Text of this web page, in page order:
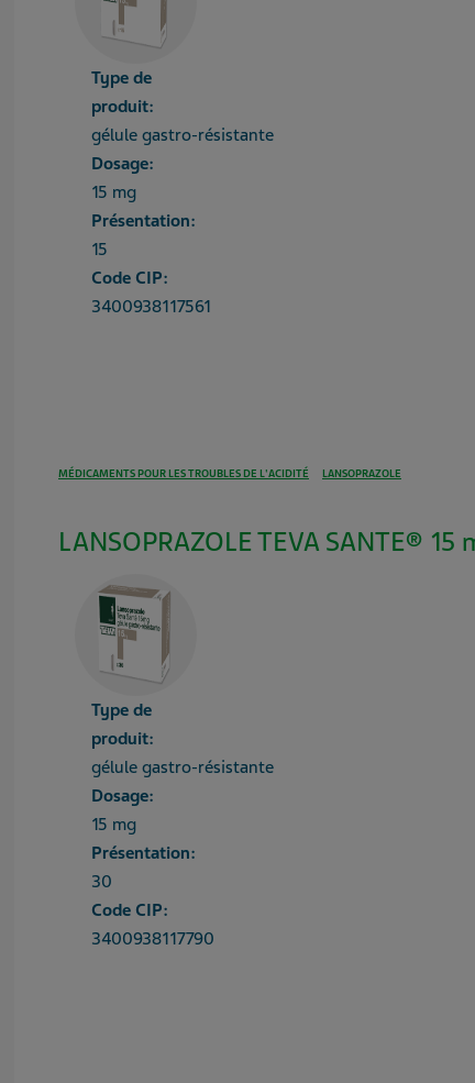
Type de
produit:
gélule gastro-résistante
Dosage:
15 mg
Présentation:
15
Code CIP:
3400938117561
MÉDICAMENTS POUR LES TROUBLES DE L'ACIDITÉ LANSOPRAZOLE
LANSOPRAZOLE TEVA SANTE®
Type de
produit:
gélule gastro-résistante
Dosage:
15 mg
Présentation:
30
Code CIP:
3400938117790